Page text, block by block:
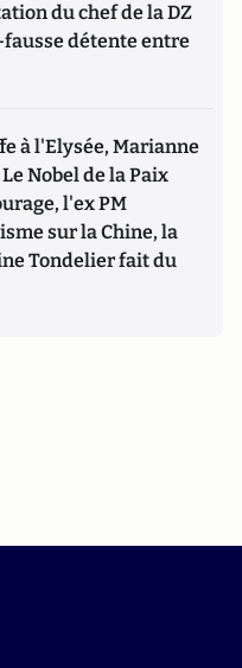
du chef de la DZ
fausse détente entre
à l'Elysée, Marianne
Nobel de la Paix
l'ex PM
sur la Chine, la
Tondelier fait du